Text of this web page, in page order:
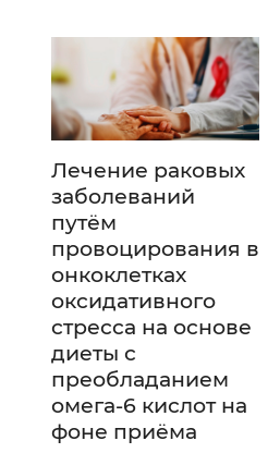
Лечение раковых
заболеваний
путём
провоцирования в
онкоклетках
оксидативного
стресса на основе
диеты с
преобладанием
омега-6 кислот на
фоне приёма